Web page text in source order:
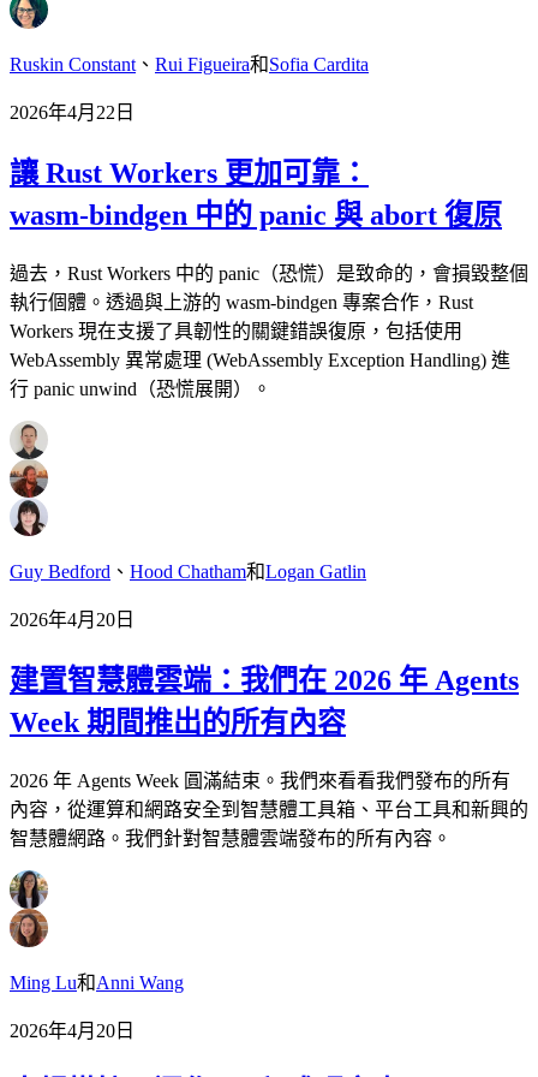
Ruskin Constant 、 Rui Figueira和Sofia Cardita
2026年4月22日
讓 Rust Workers 更加可靠：
wasm‑bindgen 中的 panic 與 abort 復原
過去，Rust Workers 中的 panic（恐慌）是致命的，會損毀整個
執行個體。透過與上游的 wasm‑bindgen 專案合作，Rust
Workers 現在支援了具韌性的關鍵錯誤復原，包括使用
WebAssembly 異常處理 (WebAssembly Exception Handling) 進
行 panic unwind（恐慌展開）。
Guy Bedford 、 Hood Chatham和Logan Gatlin
2026年4月20日
建置智慧體雲端：我們在 2026 年 Agents
Week 期間推出的所有內容
2026 年 Agents Week 圓滿結束。我們來看看我們發布的所有
內容，從運算和網路安全到智慧體工具箱、平台工具和新興的
智慧體網路。我們針對智慧體雲端發布的所有內容。
Ming Lu和Anni Wang
2026年4月20日